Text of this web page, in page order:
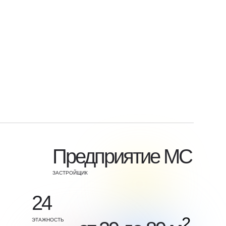
Предприятие МС
ЗАСТРОЙЩИК
24
ЭТАЖНОСТЬ